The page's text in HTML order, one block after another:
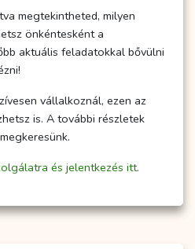
megtekintheted, milyen
önkéntesként a
aktuális feladatokkal bővülni
vállalkoznál, ezen az
is. A további részletek
és jelentkezés itt.